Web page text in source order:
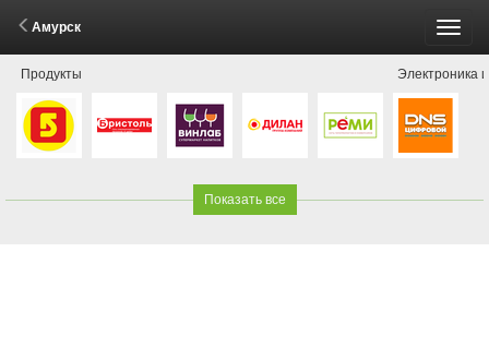
Амурск
Продукты Электроника
Показать все